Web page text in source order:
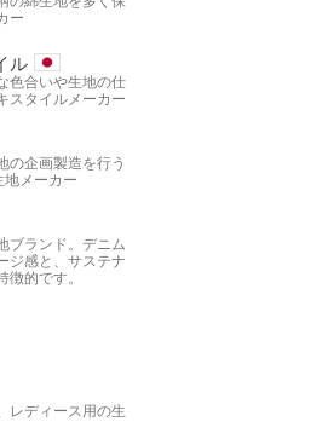
ー
ル
色合いや生地の仕
スタイルメーカー
の企画製造を行う
メーカー
ブランド。デニム
ジ感と、サステナ
的です。
レディース用の生